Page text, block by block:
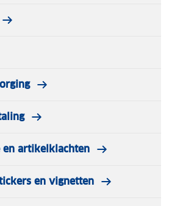
en artikelklachten
en vignetten